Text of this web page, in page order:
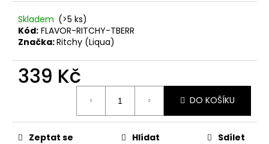
Skladem (>5 ks)
Kód: FLAVOR-RITCHY-TBERR
Značka:Ritchy (Liqua)
339 Kč
DO KOŠÍKU
Zeptat se Hlídat Sdílet
D
p
o
č
u